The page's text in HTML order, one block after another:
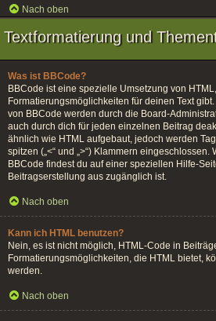
Nach oben
Textformatierung und
Was ist BBCode?
BBCode ist eine spezielle Umsetzung von
Formatierungsmöglichkeiten für deinen Text
von BBCode werden durch die Board-
auch durch dich für jeden einzelnen Beitrag
ähnlich wie HTML aufgebaut, jedoch werden
spitzen („<“ und „>“) Klammern eingeschlossen.
BBCode findest du auf einer speziellen Hilfe-
Beitragserstellung aus zugänglich ist.
Nach oben
Kann ich HTML benutzen?
Nein, es ist nicht möglich, HTML-Code in
Formatierungsmöglichkeiten, die HTML bietet,
werden.
Nach oben